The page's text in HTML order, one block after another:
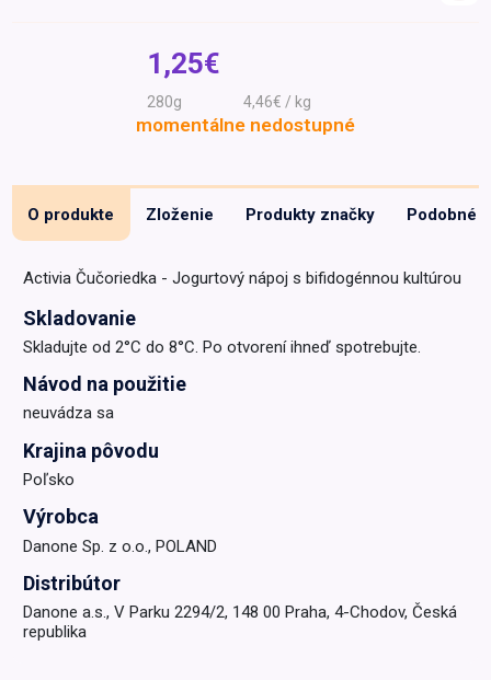
Darčekové
poukazy
Recepty
Drogéria a kozmetika
Domáci miláčikovia
1,25€
280g 4,46€ / kg
momentálne nedostupné
O produkte Zloženie Produkty značky Podobné
Activia Čučoriedka - Jogurtový nápoj s bifidogénnou kultúrou
Skladovanie
Skladujte od 2°C do 8°C. Po otvorení ihneď spotrebujte.
Návod na použitie
neuvádza sa
Krajina pôvodu
Poľsko
Výrobca
Danone Sp. z o.o., POLAND
Distribútor
Danone a.s., V Parku 2294/2, 148 00 Praha, 4-Chodov, Česká
republika